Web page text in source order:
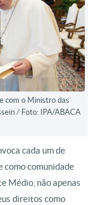
com o Ministro das
/ Foto: IPA/ABACA
cada um de
como comunidade
Médio, não apenas
direitos como